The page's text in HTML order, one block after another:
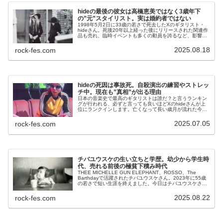
hideの最後の彼女は高橋恵美ではなく3歳年下
の”元”スタイリスト。実は婚約者ではない
1998年5月2日に33歳の若さで死去したXのギタリスト・
hideさん。死後20年以上経った後にリリースされた関連作
品も売れ、臨時イベントも多くの動員を誇るなど、影響力
rock-fes.com 2025.08.18
hideの死因は事故死。自殺演出の練習やストレッ
チ中。現在も”真相”が出る理由
日本の音楽史で最高のギタリストは誰だ？と言うランキン
グが行われる、必ずと言っても良いほどXのhideさんが上
位にランクインします。亡くなって長い歳月が流れた今
rock-fes.com 2025.07.05
チバユウスケの生い立ちと学歴。幼少から学生時
代、売れる前後の極貧下積み時代
THEE MICHELLE GUN ELEPHANT、ROSSO、The
Barthdayで活躍されたチバユウスケさん。2023年に55歳
の若さで短い生涯を終えました。今日はチバユウスケさん
rock-fes.com 2025.08.22